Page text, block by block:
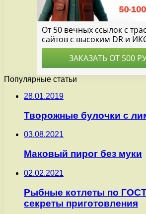
Популярные статьи
28.01.2019
Творожные булочки с
03.08.2021
Маковый пирог без муки
02.02.2021
Рыбные котлеты по
секреты приготовления